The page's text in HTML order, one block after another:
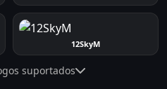
12SkyM
suportados